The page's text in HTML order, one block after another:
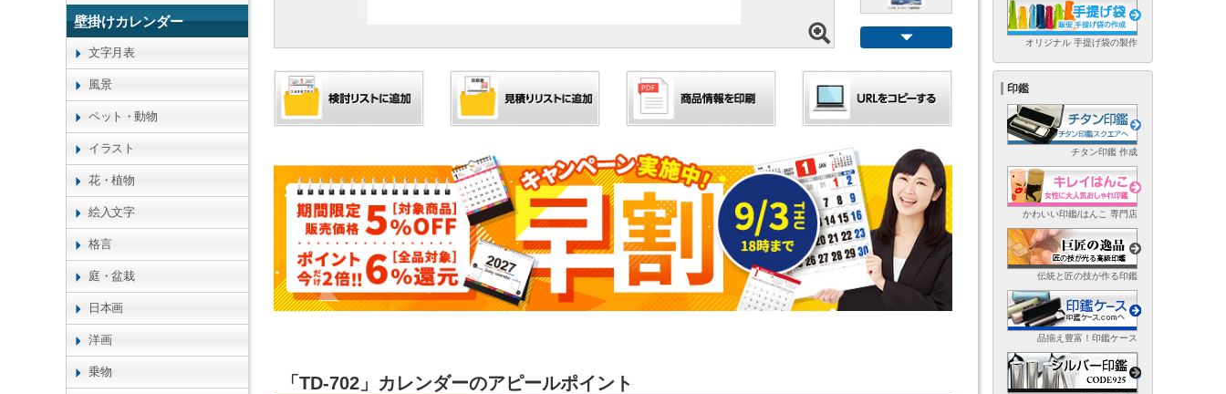
「TD-702」カレンダーのアピールポイント
壁掛けカレンダー
文字月表
風景
ペット・動物
イラスト
花・植物
絵入文字
格言
庭・盆栽
日本画
洋画
乗物
オリジナル 手提げ袋の製作
印鑑
チタン印鑑 作成
かわいい印鑑/はんこ 専門店
伝統と匠の技が作る印鑑
品揃え豊富！印鑑ケース